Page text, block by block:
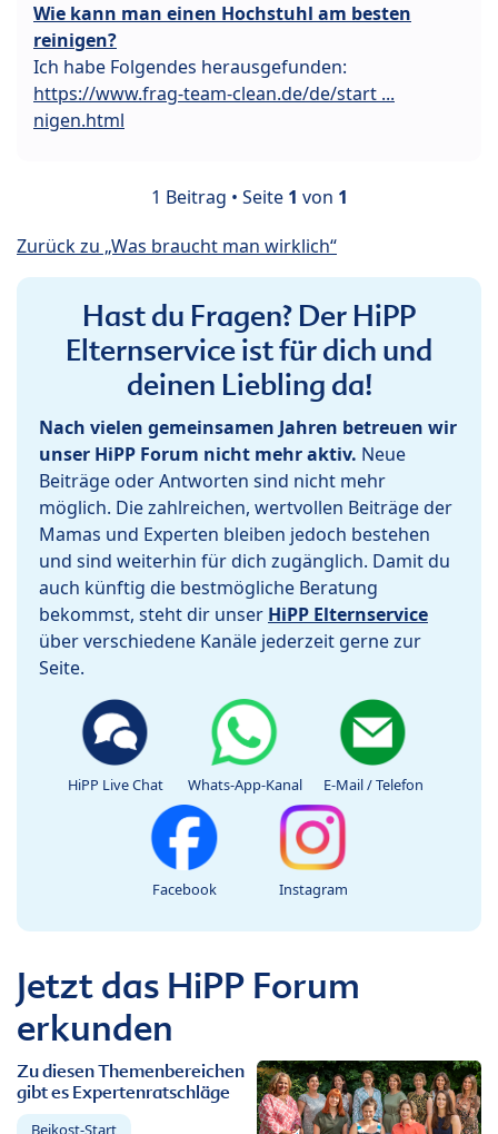
Wie kann man einen Hochstuhl am besten
reinigen?
Ich habe Folgendes herausgefunden:
https://www.frag-team-clean.de/de/start ...
nigen.html
1 Beitrag • Seite 1 von 1
Zurück zu „Was braucht man wirklich“
Hast du Fragen? Der HiPP
Elternservice ist für dich und
deinen Liebling da!
Nach vielen gemeinsamen Jahren betreuen wir
unser HiPP Forum nicht mehr aktiv. Neue
Beiträge oder Antworten sind nicht mehr
möglich. Die zahlreichen, wertvollen Beiträge der
Mamas und Experten bleiben jedoch bestehen
und sind weiterhin für dich zugänglich. Damit du
auch künftig die bestmögliche Beratung
bekommst, steht dir unser HiPP Elternservice
über verschiedene Kanäle jederzeit gerne zur
Seite.
HiPP Live Chat Whats-App-Kanal E-Mail / Telefon
Facebook Instagram
Jetzt das HiPP Forum
erkunden
Zu diesen Themenbereichen
gibt es Expertenratschläge
Beikost-Start